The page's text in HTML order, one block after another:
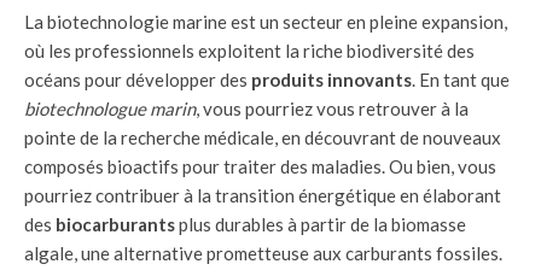
La biotechnologie marine est un secteur en pleine expansion,
où les professionnels exploitent la riche biodiversité des
océans pour développer des produits innovants. En tant que
biotechnologue marin, vous pourriez vous retrouver à la
pointe de la recherche médicale, en découvrant de nouveaux
composés bioactifs pour traiter des maladies. Ou bien, vous
pourriez contribuer à la transition énergétique en élaborant
des biocarburantsplus durables à partir de la biomasse
algale, une alternative prometteuse aux carburants fossiles.